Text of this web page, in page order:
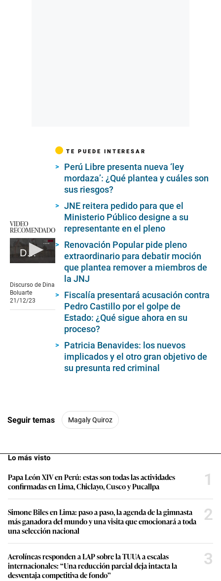
VIDEO
RECOMENDADO
Discurso de Dina Boluarte 21/12/23
of
10
seconds
Discurso de Dina
Boluarte
21/12/23
TE PUEDE INTERESAR
Perú Libre presenta nueva ‘ley
mordaza’: ¿Qué plantea y cuáles son
sus riesgos?
JNE reitera pedido para que el
Ministerio Público designe a su
representante en el pleno
Renovación Popular pide pleno
extraordinario para debatir moción
que plantea remover a miembros de
la JNJ
Fiscalía presentará acusación contra
Pedro Castillo por el golpe de
Estado: ¿Qué sigue ahora en su
proceso?
Patricia Benavides: los nuevos
implicados y el otro gran objetivo de
su presunta red criminal
Seguir temas Magaly Quiroz
Lo más visto
Papa León XIV en Perú: estas son todas las actividades
confirmadas en Lima, Chiclayo, Cusco y Pucallpa
1
Simone Biles en Lima: paso a paso, la agenda de la gimnasta
más ganadora del mundo y una visita que emocionará a toda
una selección nacional
2
Aerolíneas responden a LAP sobre la TUUA a escalas
internacionales: “Una reducción parcial deja intacta la
desventaja competitiva de fondo”
3